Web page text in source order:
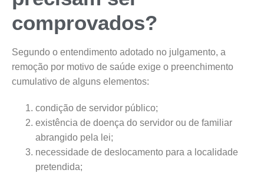
comprovados?
Segundo o entendimento adotado no julgamento, a
remoção por motivo de saúde exige o preenchimento
cumulativo de alguns elementos:
condição de servidor público;
existência de doença do servidor ou de familiar
abrangido pela lei;
necessidade de deslocamento para a localidade
pretendida;